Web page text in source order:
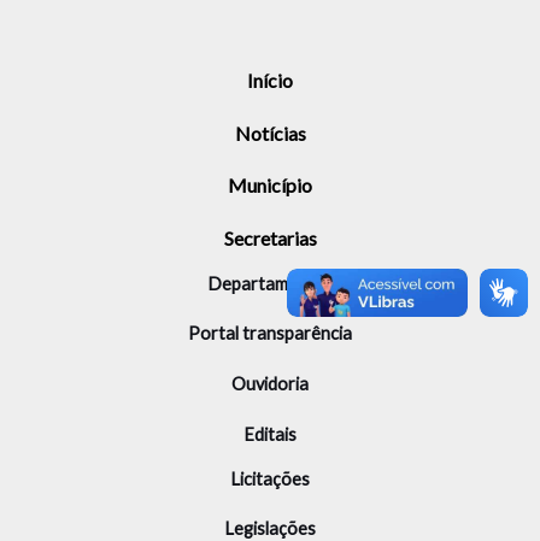
Início
Notícias
Município
Secretarias
Departamentos
Portal transparência
Ouvidoria
Editais
Licitações
Legislações